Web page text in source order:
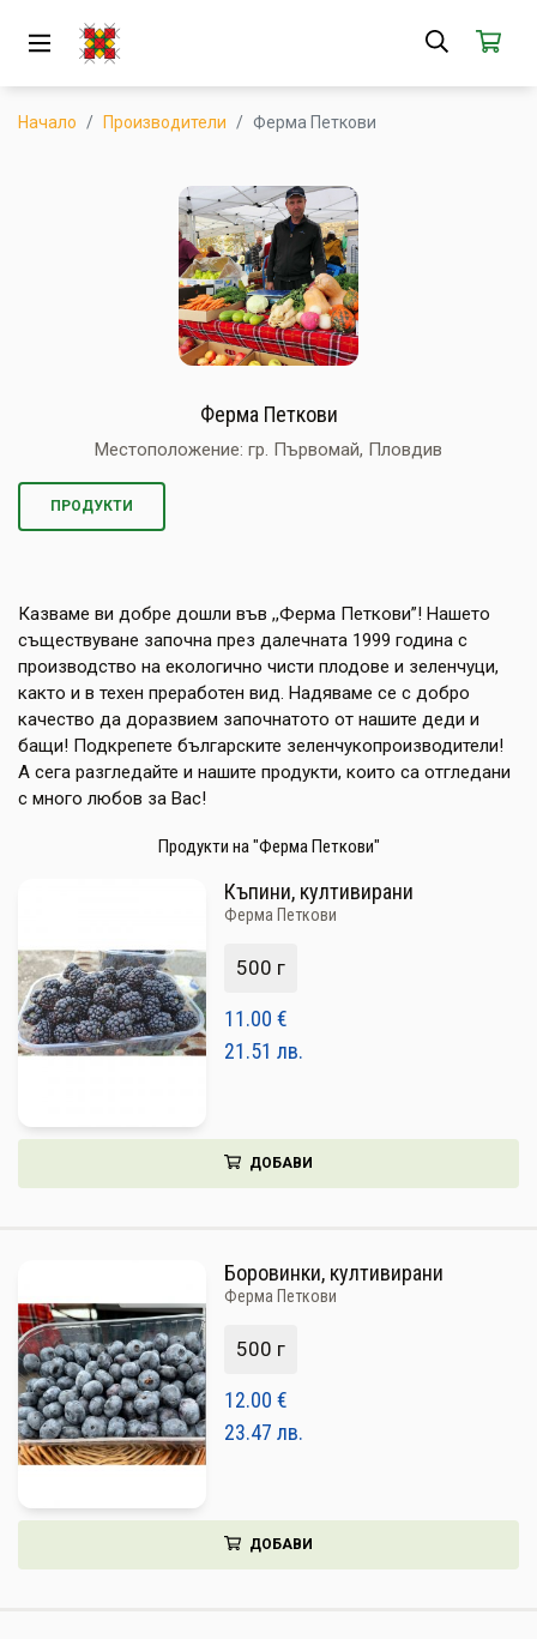
АБОНАМЕНТ
ПОПУЛЯРНИ ПРОДУКТИ
ГОТОВИ ЗА ХАПВАНЕ
МЛЕЧНИ И ЯЙЦА
МЕД И ПЧЕЛНИ
КОНСЕРВИРАНИ
ЯДКИ И ТАХАНИ
РАСТИТЕЛНИ МАСЛА И ОЦЕТ
КАФЕ И ЧАЙ
ДЕСЕРТИ И ШОКОЛАД
КНИГИ
ПОДАРЪЦИ
ДОСТАВКА И ПЛАЩАНЕ
КАЧЕСТВО
УСЛОВИЯ ЗА ПОЛЗВАНЕ
Начало Производители Ферма Петкови
Ферма Петкови
Местоположение: гр. Първомай, Пловдив
ПРОДУКТИ
Казваме ви добре дошли във ,,Ферма Петкови”! Нашето
съществуване започна през далечната 1999 година с
производство на екологично чисти плодове и зеленчуци,
както и в техен преработен вид. Надяваме се с добро
качество да доразвием започнатото от нашите деди и
бащи! Подкрепете българските зеленчукопроизводители!
А сега разгледайте и нашите продукти, които са отгледани
с много любов за Вас!
Продукти на "Ферма Петкови"
Къпини, култивирани
Ферма Петкови
500 г
11.00 €
21.51 лв.
ДОБАВИ
Боровинки, култивирани
Ферма Петкови
500 г
12.00 €
23.47 лв.
ДОБАВИ